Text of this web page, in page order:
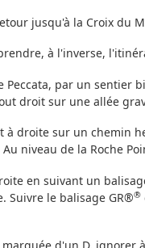
jusqu'à la Croix du
à l'inverse,
par un sentier
droit sur une allée
à droite sur un chemin
niveau de la Roche
en suivant un
Suivre le balisage GR®®